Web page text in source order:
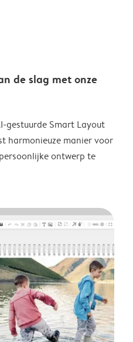
de slag met onze
gestuurde Smart Layout
harmonieuze manier voor
ontwerp te